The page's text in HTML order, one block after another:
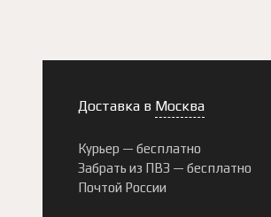
Доставка в Москва
Курьер — бесплатно
Забрать из ПВЗ — бесплатно
Почтой России